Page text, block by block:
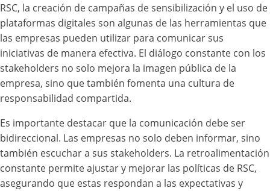
RSC, la creación de campañas de sensibilización y el uso de
plataformas digitales son algunas de las herramientas que
las empresas pueden utilizar para comunicar sus
iniciativas de manera efectiva. El diálogo constante con los
stakeholders no solo mejora la imagen pública de la
empresa, sino que también fomenta una cultura de
responsabilidad compartida.
Es importante destacar que la comunicación debe ser
bidireccional. Las empresas no solo deben informar, sino
también escuchar a sus stakeholders. La retroalimentación
constante permite ajustar y mejorar las políticas de RSC,
asegurando que estas respondan a las expectativas y